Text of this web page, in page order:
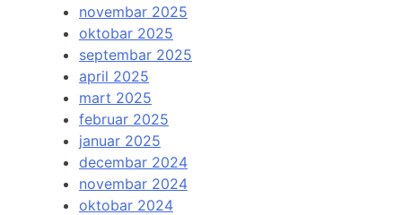
novembar 2025
oktobar 2025
septembar 2025
april 2025
mart 2025
februar 2025
januar 2025
decembar 2024
novembar 2024
oktobar 2024